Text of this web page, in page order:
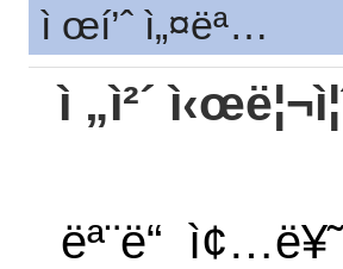
ì œí’ˆ ì„¤ëª…
ì „ì²´
ëª¨ë“